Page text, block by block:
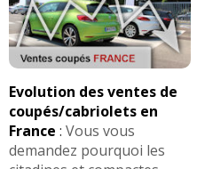
Evolution des ventes de
coupés/cabriolets en
France : Vous vous
demandez pourquoi les